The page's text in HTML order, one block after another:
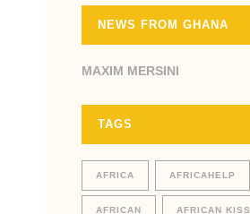
NEWS FROM GHANA
MAXIM MERSINI
TAGS
AFRICA AFRICAHELP
AFRICAN AFRICAN KISS